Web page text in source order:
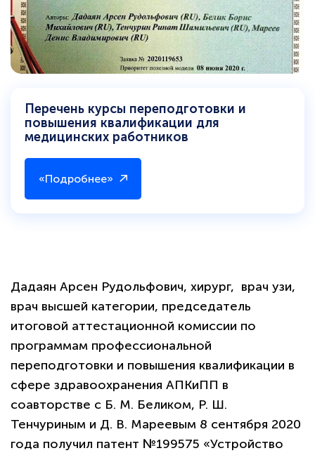
Перечень курсы переподготовки и
повышения квалификации для
медицинских работников
«Подробнее»
Дадаян Арсен Рудольфович, хирург, врач узи,
врач высшей категории, председатель
итоговой аттестационной комиссии по
программам профессиональной
переподготовки и повышения квалификации в
сфере здравоохранения АПКиПП в
соавторстве с Б. М. Беликом, Р. Ш.
Тенчуриным и Д. В. Мареевым 8 сентября 2020
года получил патент №199575 «Устройство